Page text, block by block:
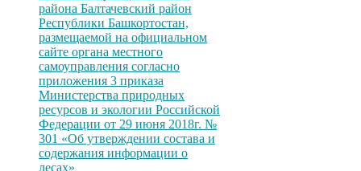
района Балтачевский район
Республики Башкортостан,
размещаемой на официальном
сайте органа местного
самоуправления согласно
приложения 3 приказа
Министерства природных
ресурсов и экологии Российской
Федерации от 29 июня 2018г. №
301 «Об утверждении состава и
содержания информации о
лесах»